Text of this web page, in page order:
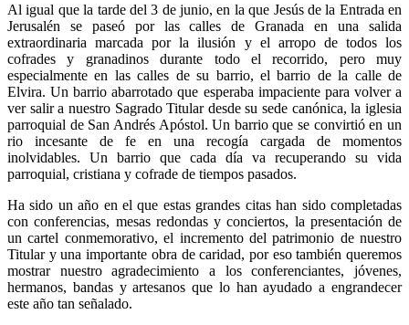
Al igual que la tarde del 3 de junio, en la que Jesús de la Entrada en
Jerusalén se paseó por las calles de Granada en una salida
extraordinaria marcada por la ilusión y el arropo de todos los
cofrades y granadinos durante todo el recorrido, pero muy
especialmente en las calles de su barrio, el barrio de la calle de
Elvira. Un barrio abarrotado que esperaba impaciente para volver a
ver salir a nuestro Sagrado Titular desde su sede canónica, la iglesia
parroquial de San Andrés Apóstol. Un barrio que se convirtió en un
rio incesante de fe en una recogía cargada de momentos
inolvidables. Un barrio que cada día va recuperando su vida
parroquial, cristiana y cofrade de tiempos pasados.
Ha sido un año en el que estas grandes citas han sido completadas
con conferencias, mesas redondas y conciertos, la presentación de
un cartel conmemorativo, el incremento del patrimonio de nuestro
Titular y una importante obra de caridad, por eso también queremos
mostrar nuestro agradecimiento a los conferenciantes, jóvenes,
hermanos, bandas y artesanos que lo han ayudado a engrandecer
este año tan señalado.